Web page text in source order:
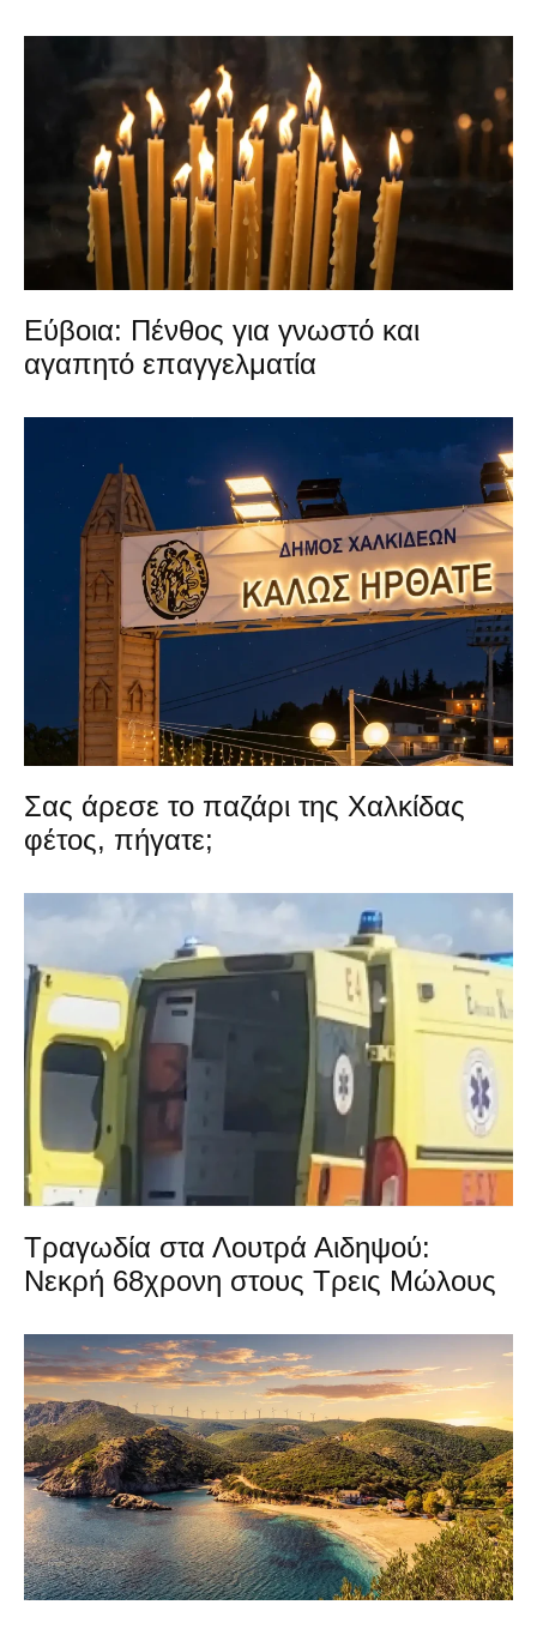
Εύβοια: Πένθος για γνωστό και
αγαπητό επαγγελματία
Σας άρεσε το παζάρι της Χαλκίδας
φέτος, πήγατε;
Τραγωδία στα Λουτρά Αιδηψού:
Νεκρή 68χρονη στους Τρεις Μώλους